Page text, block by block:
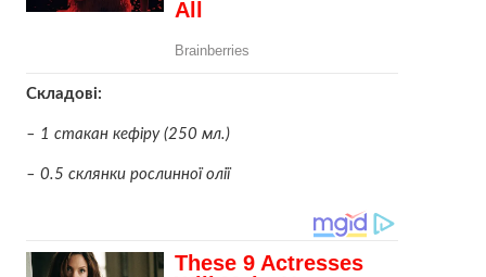
Складові:
– 1 стакан кефіру (250 мл.)
– 0.5 склянки рослинної олії